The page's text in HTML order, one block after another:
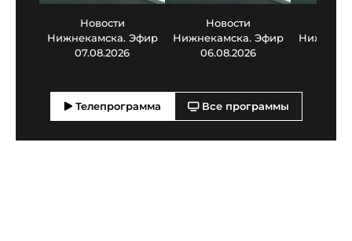
Новости
Нижнекамска. Эфир
07.08.2026
Новости
Нижнекамска. Эфир
06.08.2026
Телепрограмма Все программы